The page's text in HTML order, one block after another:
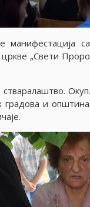
манифестациjа
„Свети
и